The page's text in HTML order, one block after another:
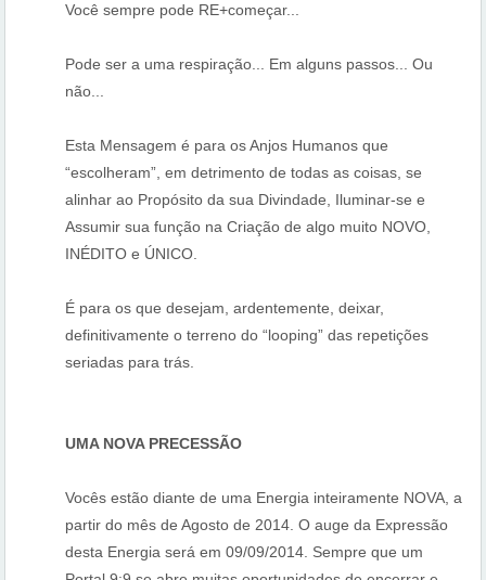
Você sempre pode RE+começar...
Pode ser a uma respiração... Em alguns passos... Ou
não...
Esta Mensagem é para os Anjos Humanos que
“escolheram”, em detrimento de todas as coisas, se
alinhar ao Propósito da sua Divindade, Iluminar-se e
Assumir sua função na Criação de algo muito NOVO,
INÉDITO e ÚNICO.
É para os que desejam, ardentemente, deixar,
definitivamente o terreno do “looping” das repetições
seriadas para trás.
UMA NOVA PRECESSÃO
Vocês estão diante de uma Energia inteiramente NOVA, a
partir do mês de Agosto de 2014. O auge da Expressão
desta Energia será em 09/09/2014. Sempre que um